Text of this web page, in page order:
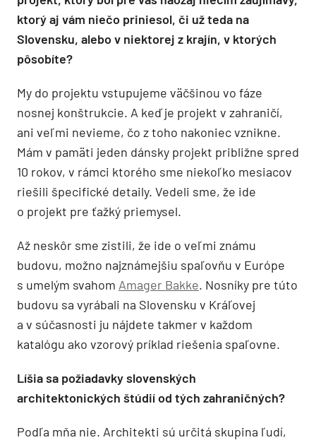
ktorý aj vám niečo priniesol, či už teda na
Slovensku, alebo v niektorej z krajín, v ktorých
pôsobíte?
My do projektu vstupujeme väčšinou vo fáze
nosnej konštrukcie. A keď je projekt v zahraničí,
ani veľmi nevieme, čo z toho nakoniec vznikne.
Mám v pamäti jeden dánsky projekt približne spred
10 rokov, v rámci ktorého sme niekoľko mesiacov
riešili špecifické detaily. Vedeli sme, že ide
o projekt pre ťažký priemysel.
Až neskôr sme zistili, že ide o veľmi známu
budovu, možno najznámejšiu spaľovňu v Európe
s umelým svahom Amager Bakke. Nosníky pre túto
budovu sa vyrábali na Slovensku v Kráľovej
a v súčasnosti ju nájdete takmer v každom
katalógu ako vzorový príklad riešenia spaľovne.
Líšia sa požiadavky slovenských
architektonických štúdií od tých zahraničných?
Podľa mňa nie. Architekti sú určitá skupina ľudí,